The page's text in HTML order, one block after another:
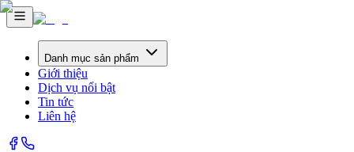
Danh mục sản phẩm
Giới thiệu
Dịch vụ nổi bật
Tin tức
Liên hệ